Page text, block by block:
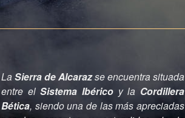
La Sierra de Alcarazse encuentra situada
entre elSistema Ibéricoy la Cordillera
Bética, siendo una de las más apreciadas